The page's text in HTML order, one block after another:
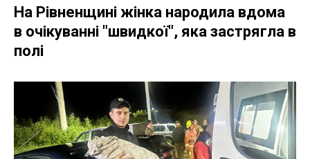
На Рівненщині жінка народила вдома
в очікуванні "швидкої", яка застрягла в
полі